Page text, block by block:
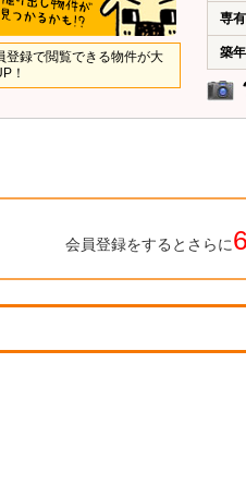
登録で閲覧できる物件が大
！
専
築
会員登録をするとさらに